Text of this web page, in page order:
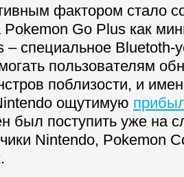
фактором стало
Pokemon Go Plus как
специальное Bluetoth-
пользователям
поблизости, и
ощутимую
был поступить уже на
Nintendo, Pokemon